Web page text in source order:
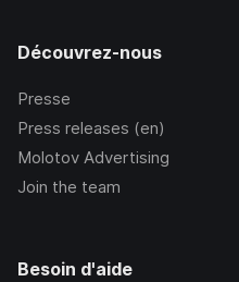
Découvrez-nous
Presse
Press releases (en)
Molotov Advertising
Join the team
Besoin d'aide